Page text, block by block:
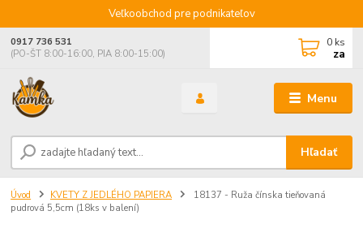
Veľkoobchod pre podnikateľov
Menu
Hľadať
0917 736 531
(PO-ŠT 8:00-16:00, PIA 8:00-15:00)
0 ks
za
Úvod KVETY Z JEDLÉHO PAPIERA
18137 - Ruža čínska tieňovaná
pudrová 5,5cm (18ks v balení)